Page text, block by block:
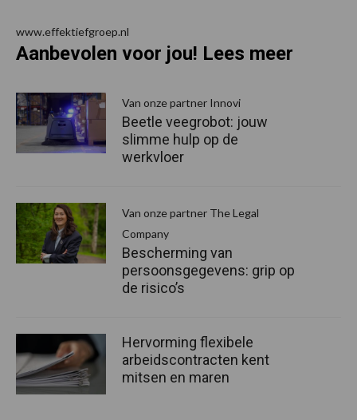
www.effektiefgroep.nl
Aanbevolen voor jou! Lees meer
Van onze partner Innovi
Beetle veegrobot: jouw
slimme hulp op de
werkvloer
Van onze partner The Legal
Company
Bescherming van
persoonsgegevens: grip op
de risico’s
Hervorming flexibele
arbeidscontracten kent
mitsen en maren